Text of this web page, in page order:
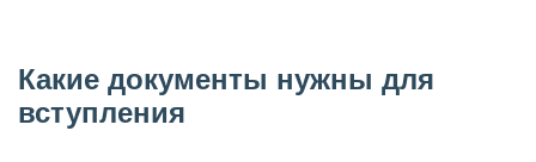
Какие документы нужны для
вступления